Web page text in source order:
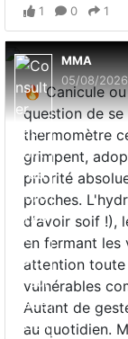
1 0 1
MMA
05/08/
🔥 Canicule
question de
thermomètre
grimpent,
priorité
proches.
d'avoir soif !),
en fermant les
attention
vulnérables
Autant de
au quotidien.